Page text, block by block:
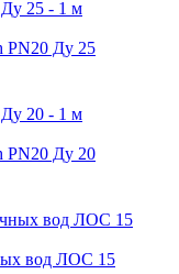
PN20 Ду 25
PN20 Ду 20
вод ЛОС 15